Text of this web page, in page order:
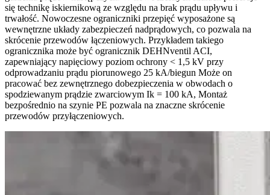
się technikę iskiernikową ze względu na brak prądu upływu i
trwałość. Nowoczesne ograniczniki przepięć wyposażone są
wewnętrzne układy zabezpieczeń nadprądowych, co pozwala na
skrócenie przewodów łączeniowych. Przykładem takiego
ogranicznika może być ogranicznik DEHNventil ACI,
zapewniający napięciowy poziom ochrony < 1,5 kV przy
odprowadzaniu prądu piorunowego 25 kA/biegun Może on
pracować bez zewnętrznego dobezpieczenia w obwodach o
spodziewanym prądzie zwarciowym Ik = 100 kA, Montaż
bezpośrednio na szynie PE pozwala na znaczne skrócenie
przewodów przyłączeniowych.